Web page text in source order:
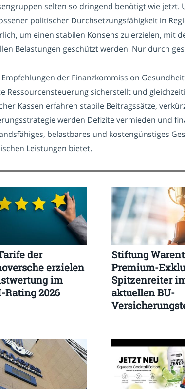
selten so dringend benötigt wie jetzt.
politischer Durchsetzungsfähigkeit in
um einen stabilen Konsens zu erzielen, mit
Belastungen geschützt werden. Nur durch
der Finanzkommission
Ressourcensteuerung sicherstellt und
Kassen erfahren stabile Beitragssätze,
werden Defizite vermieden und
belastbares und kostengünstiges
Leistungen bietet.
der
erzielen
im
Rating 2026
Stiftung
Premium-
Spitzenreiter
aktuellen BU-